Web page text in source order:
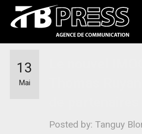
Posted by: Tanguy
13
Mai